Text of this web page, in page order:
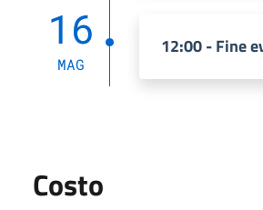
16
MAG
12:00 - Fine
Costo